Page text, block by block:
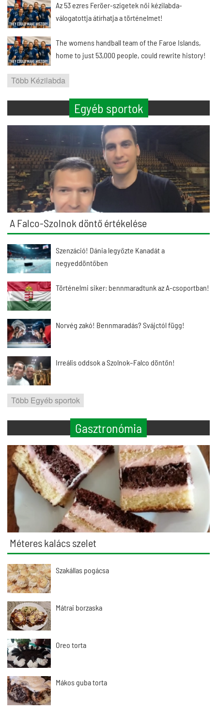
Az 53 ezres Feröer-szigetek női kézilabda-
válogatottja átírhatja a történelmet!
The womens handball team of the Faroe Islands,
home to just 53,000 people, could rewrite history!
Több Kézilabda
Egyéb sportok
A Falco-Szolnok döntő értékelése
Szenzáció! Dánia legyőzte Kanadát a
negyeddöntőben
Történelmi siker: bennmaradtunk az A-csoportban!
Norvég zakó! Bennmaradás? Svájctól függ!
Irreális oddsok a Szolnok–Falco döntőn!
Több Egyéb sportok
Gasztronómia
Méteres kalács szelet
Szakállas pogácsa
Mátrai borzaska
Oreo torta
Mákos guba torta